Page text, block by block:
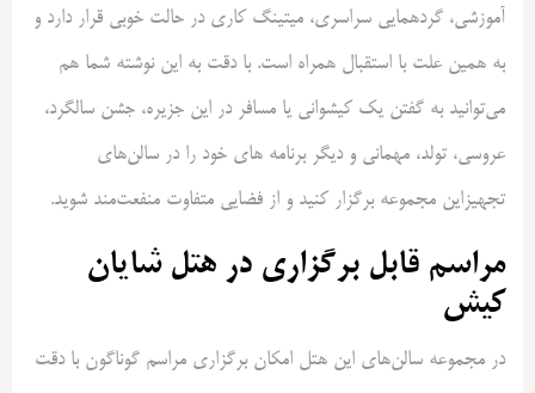
آموزشی، گردهمایی سراسری، میتینگ کاری در حالت خوبی قرار دارد و
به همین علت با استقبال همراه است. با دقت به این نوشته شما هم
می‌توانید به گفتن یک کیشوانی یا مسافر در این جزیره، جشن سالگرد،
عروسی، تولد، مهمانی و دیگر برنامه های خود را در سالن‌های
تجهیزاین مجموعه برگزار کنید و از فضایی متفاوت منفعت‌مند شوید.
مراسم قابل برگزاری در هتل شایان
کیش
در مجموعه سالن‌های این هتل امکان برگزاری مراسم گوناگون با دقت